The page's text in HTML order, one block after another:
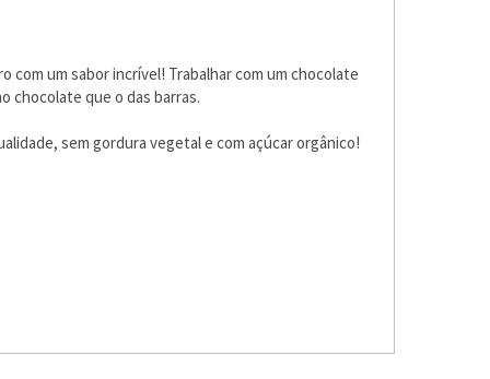
um sabor incrível! Trabalhar com um chocolate
chocolate que o das barras.
sem gordura vegetal e com açúcar orgânico!